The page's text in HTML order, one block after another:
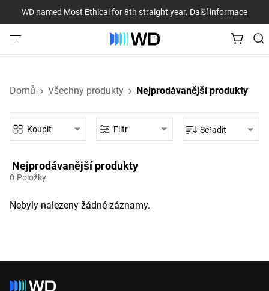
WD named Most Ethical for 8th straight year. Další informace
Domů Všechny produkty Nejprodávanější produkty
Nejprodávanější produkty‎
0 Položky
Koupit Filtr Seřadit
Nebyly nalezeny žádné záznamy.